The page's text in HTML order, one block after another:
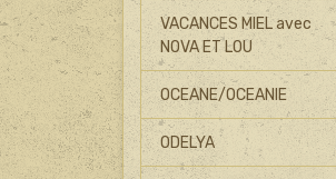
VACANCES MIEL avec
NOVA ET LOU
OCEANE/OCEANIE
ODELYA